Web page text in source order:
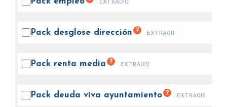
EXTRA010
Pack desglose dirección ? EXTRA011
Pack renta media ? EXTRA012
Pack deuda viva ayuntamiento ? EXTRA013